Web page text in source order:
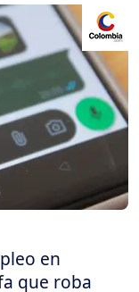
en
que roba